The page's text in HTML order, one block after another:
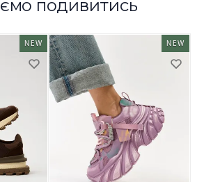
подивитись
NEW NEW